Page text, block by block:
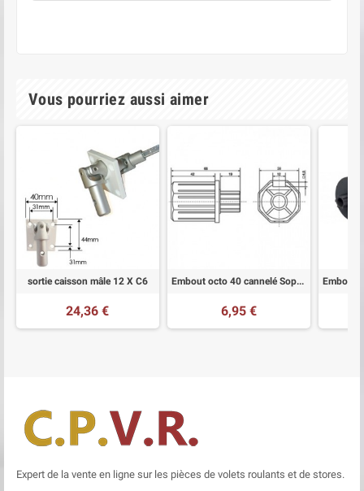
Vous pourriez aussi aimer
sortie caisson mâle 12 X C6
24,36 €
Embout octo 40 cannelé Soprofen
6,95 €
Expert de la vente en ligne sur les pièces de volets roulants et de stores.